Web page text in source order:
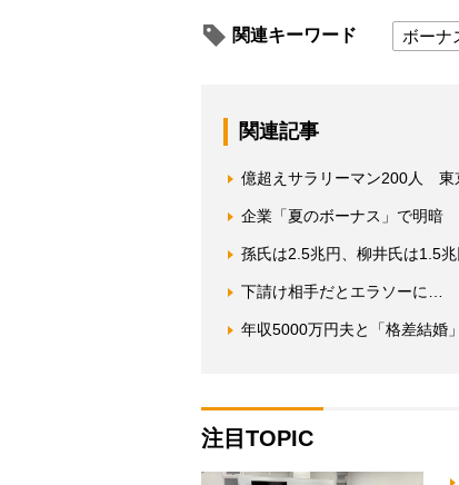
関連キーワード ボーナ
関連記事
億超えサラリーマン200人 東
企業「夏のボーナス」で明暗
孫氏は2.5兆円、柳井氏は1.5
下請け相手だとエラソーに…
年収5000万円夫と「格差結婚
注目TOPIC